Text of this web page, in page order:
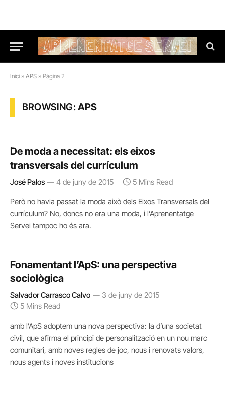
Inici » APS » Pàgina 2
BROWSING:APS
De moda a necessitat: els eixos
transversals del currículum
José Palos 4 de juny de 2015 5 Mins Read
Però no havia passat la moda això dels Eixos Transversals del
currículum? No, doncs no era una moda, i l’Aprenentatge
Servei tampoc ho és ara.
Fonamentant l’ApS: una perspectiva
sociològica
Salvador Carrasco Calvo
3 de juny de 2015
5 Mins Read
amb l’ApS adoptem una nova perspectiva: la d’una societat
civil, que afirma el principi de personalització en un nou marc
comunitari, amb noves regles de joc, nous i renovats valors,
nous agents i noves institucions